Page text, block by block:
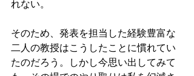
れない。
そのため、発表を担当した経験豊富な
二人の教授はこうしたことに慣れてい
たのだろう。しかし今思い出してみて